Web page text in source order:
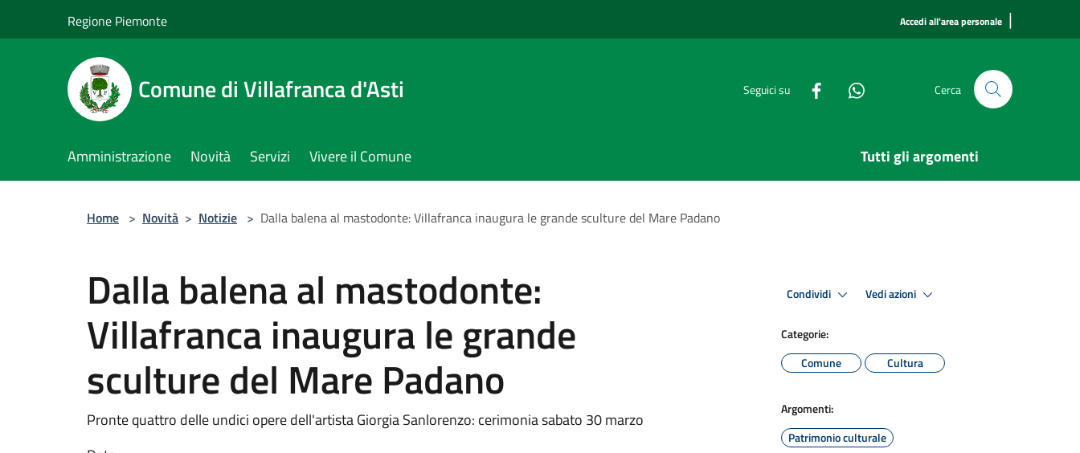
Regione Piemonte Accedi all'area personale |
Comune di Villafranca d'Asti Seguici su Cerca
Amministrazione Novità Servizi Vivere il Comune Tutti gli argomenti
Home > Novità > Notizie > Dalla balena al mastodonte: Villafranca inaugura le grande sculture del Mare Padano
Dalla balena al mastodonte:
Villafranca inaugura le grande
sculture del Mare Padano
Pronte quattro delle undici opere dell'artista Giorgia Sanlorenzo: cerimonia sabato 30 marzo
Condividi Vedi azioni
Categorie:
Comune
Cultura
Argomenti:
Patrimonio culturale